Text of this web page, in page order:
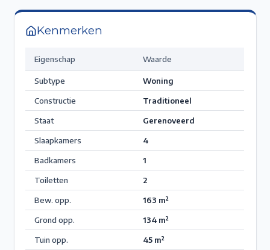
Kenmerken
Eigenschap Waarde
Subtype
Woning
Constructie
Traditioneel
Staat
Gerenoveerd
Slaapkamers
4
Badkamers
1
Toiletten
2
Bew. opp.
163 m²
Grond opp.
134 m²
Tuin opp.
45 m²